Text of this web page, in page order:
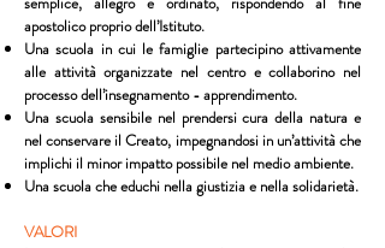
apostolico proprio dell’Istituto.
Una scuola in cui le famiglie partecipino attivamente
alle attività organizzate nel centro e collaborino nel
processo dell’insegnamento - apprendimento.
Una scuola sensibile nel prendersi cura della natura e
nel conservare il Creato, impegnandosi in un’attività che
implichi il minor impatto possibile nel medio ambiente.
Una scuola che educhi nella giustizia e nella solidarietà.
VALORI